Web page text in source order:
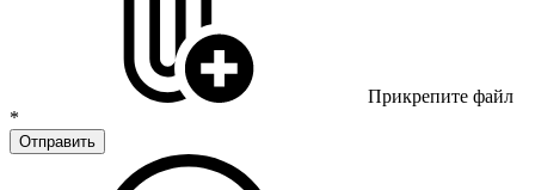
Прикрепите файл
*
Отправить